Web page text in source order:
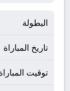
البطولة
تاريخ المباراة
توقيت